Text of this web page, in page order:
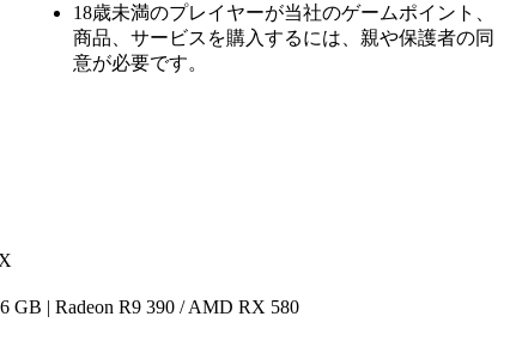
18歳未満のプレイヤーが当社のゲームポイント、
商品、サービスを購入するには、親や保護者の同
意が必要です。
GB | Radeon R9 390 / AMD RX 580